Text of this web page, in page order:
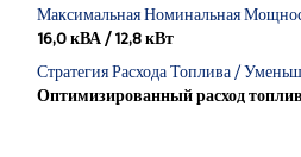
Максимальная Номинальная
16,0 кВА / 12,8 кВт
Стратегия Расхода Топлива /
Оптимизированный расход